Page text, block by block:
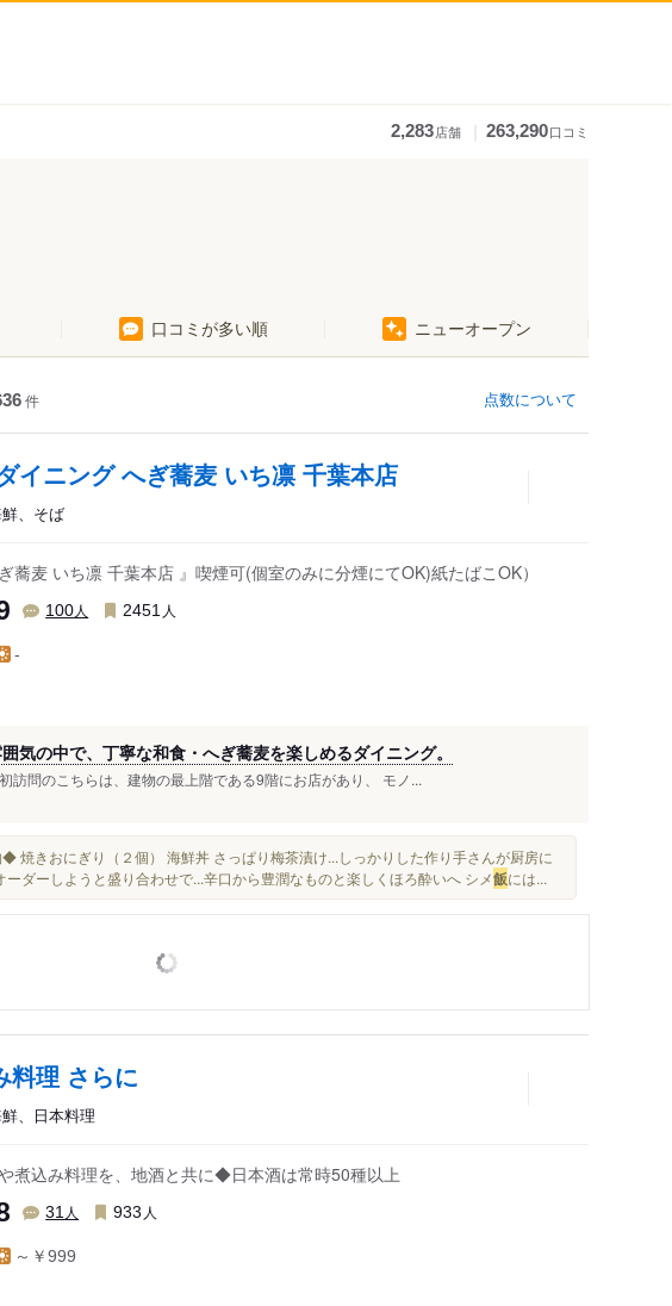
2,283店舗 263,290口コミ
口コミが多い順 ニューオープン
件 点数について
イニング へぎ蕎麦 いち凛 千葉本店
、そば
蕎麦 いち凛 千葉本店 』喫煙可(個室のみに分煙にてOK)紙たばこOK）
100人 2451 人
-
気の中で、丁寧な和食・へぎ蕎麦を楽しめるダイニング。
訪問のこちらは、建物の最上階である9階にお店があり、 モノ...
焼きおにぎり（２個） 海鮮丼 さっぱり梅茶漬け...しっかりした作り手さんが厨房に
ダーしようと盛り合わせで...辛口から豊潤なものと楽しくほろ酔いへ シメ飯には...
料理 さらに
、日本料理
煮込み料理を、地酒と共に◆日本酒は常時50種以上
31 人 933 人
～￥999